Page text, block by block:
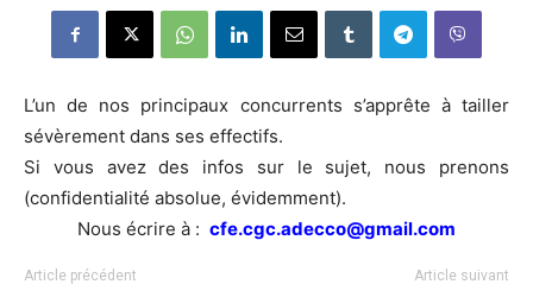
L’un de nos principaux concurrents s’apprête à tailler
sévèrement dans ses effectifs.
Si vous avez des infos sur le sujet, nous prenons
(confidentialité absolue, évidemment).
Nous écrire à : cfe.cgc.adecco@gmail.com
Article précédent Article suivant